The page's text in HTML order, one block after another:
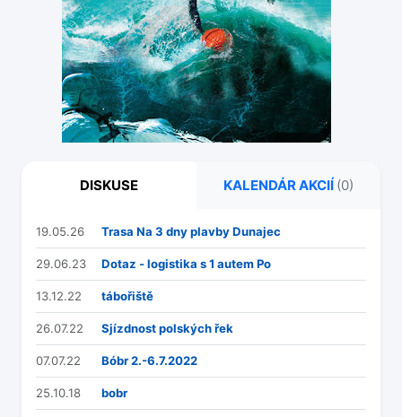
DISKUSE KALENDÁR AKCIÍ (0)
19.05.26 Trasa Na 3 dny plavby Dunajec
29.06.23 Dotaz - logistika s 1 autem Po
13.12.22 tábořiště
26.07.22 Sjízdnost polských řek
07.07.22 Bóbr 2.-6.7.2022
25.10.18 bobr